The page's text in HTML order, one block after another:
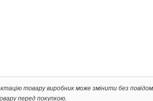
товару виробник може змінити без
перед покупкою.